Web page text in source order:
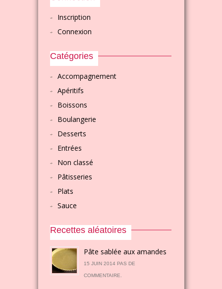
Inscription
Connexion
Catégories
Accompagnement
Apéritifs
Boissons
Boulangerie
Desserts
Entrées
Non classé
Pâtisseries
Plats
Sauce
Recettes aléatoires
Pâte sablée aux amandes
15 JUIN 2014 PAS DE
COMMENTAIRE.